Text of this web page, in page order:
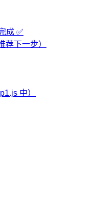
成 ✅
荐下一步）
中）